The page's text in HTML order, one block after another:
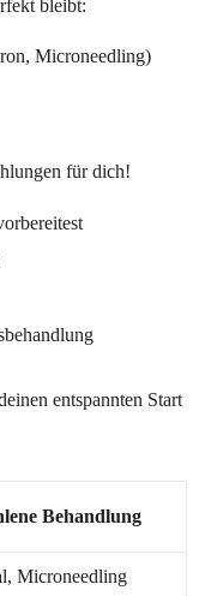
bleibt:
Microneedling)
für dich!
entspannten Start
Behandlung
Microneedling